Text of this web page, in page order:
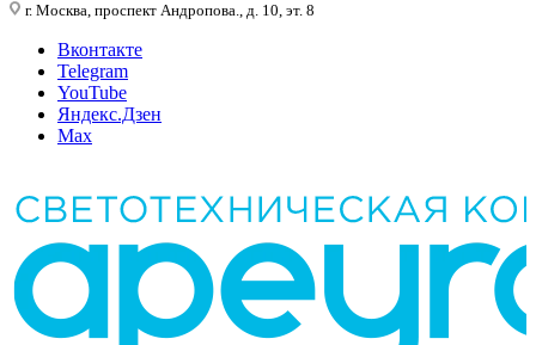
г. Москва, проспект Андропова., д. 10, эт. 8
Вконтакте
Telegram
YouTube
Яндекс.Дзен
Max